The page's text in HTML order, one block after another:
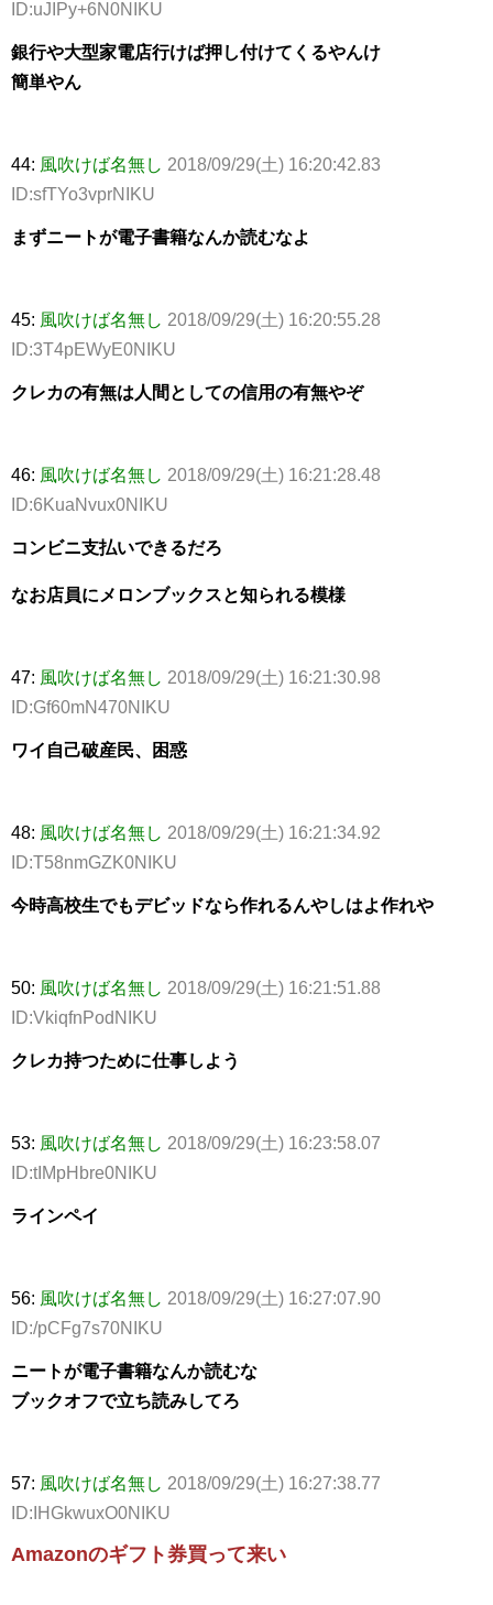
ID:uJIPy+6N0NIKU
銀行や大型家電店行けば押し付けてくるやんけ
簡単やん
44: 風吹けば名無し 2018/09/29(土) 16:20:42.83
ID:sfTYo3vprNIKU
まずニートが電子書籍なんか読むなよ
45: 風吹けば名無し 2018/09/29(土) 16:20:55.28
ID:3T4pEWyE0NIKU
クレカの有無は人間としての信用の有無やぞ
46: 風吹けば名無し 2018/09/29(土) 16:21:28.48
ID:6KuaNvux0NIKU
コンビニ支払いできるだろ
なお店員にメロンブックスと知られる模様
47: 風吹けば名無し 2018/09/29(土) 16:21:30.98
ID:Gf60mN470NIKU
ワイ自己破産民、困惑
48: 風吹けば名無し 2018/09/29(土) 16:21:34.92
ID:T58nmGZK0NIKU
今時高校生でもデビッドなら作れるんやしはよ作れや
50: 風吹けば名無し 2018/09/29(土) 16:21:51.88
ID:VkiqfnPodNIKU
クレカ持つために仕事しよう
53: 風吹けば名無し 2018/09/29(土) 16:23:58.07
ID:tIMpHbre0NIKU
ラインペイ
56: 風吹けば名無し 2018/09/29(土) 16:27:07.90
ID:/pCFg7s70NIKU
ニートが電子書籍なんか読むな
ブックオフで立ち読みしてろ
57: 風吹けば名無し 2018/09/29(土) 16:27:38.77
ID:IHGkwuxO0NIKU
Amazonのギフト券買って来い